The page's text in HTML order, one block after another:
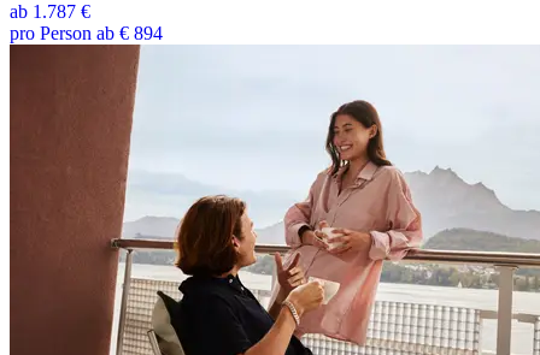
ab 1.787 €
pro Person ab € 894